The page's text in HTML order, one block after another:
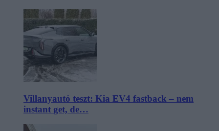
Villanyautó teszt: Kia EV4 fastback – nem
instant get, de…